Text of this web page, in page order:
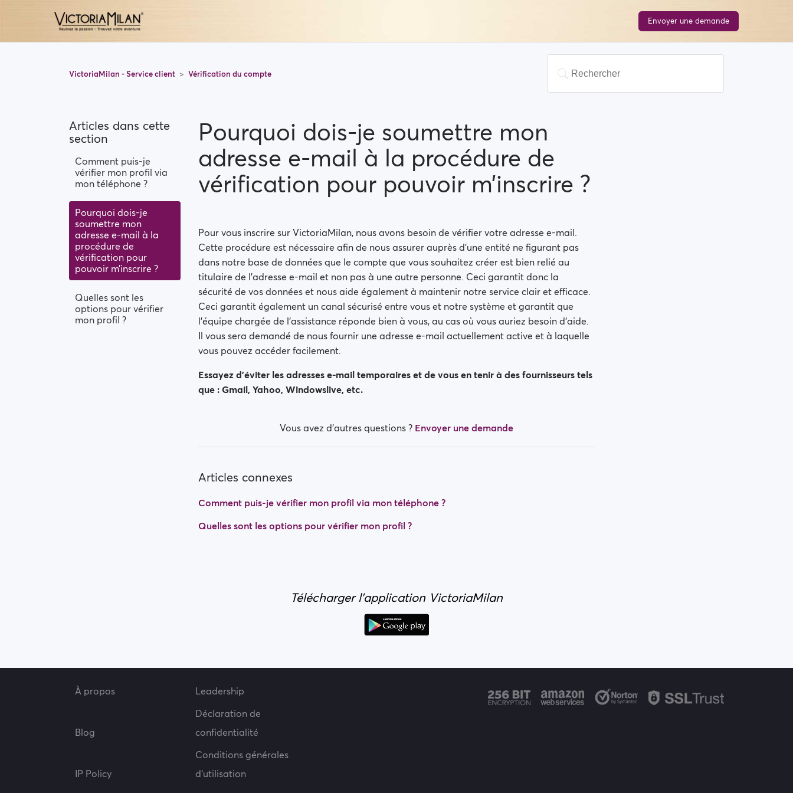
Envoyer une demande
VictoriaMilan - Service client Vérification du compte
Articles dans cette
section
Comment puis-je
vérifier mon profil via
mon téléphone ?
Pourquoi dois-je
soumettre mon
adresse e-mail à la
procédure de
vérification pour
pouvoir m’inscrire ?
Quelles sont les
options pour vérifier
mon profil ?
Pourquoi dois-je soumettre mon
adresse e-mail à la procédure de
vérification pour pouvoir m’inscrire ?
Pour vous inscrire sur VictoriaMilan, nous avons besoin de vérifier votre adresse e-mail.
Cette procédure est nécessaire afin de nous assurer auprès d’une entité ne figurant pas
dans notre base de données que le compte que vous souhaitez créer est bien relié au
titulaire de l’adresse e-mail et non pas à une autre personne. Ceci garantit donc la
sécurité de vos données et nous aide également à maintenir notre service clair et efficace.
Ceci garantit également un canal sécurisé entre vous et notre système et garantit que
l’équipe chargée de l’assistance réponde bien à vous, au cas où vous auriez besoin d’aide.
Il vous sera demandé de nous fournir une adresse e-mail actuellement active et à laquelle
vous pouvez accéder facilement.
Essayez d’éviter les adresses e-mail temporaires et de vous en tenir à des fournisseurs tels
que : Gmail, Yahoo, Windowslive, etc.
Vous avez d’autres questions ? Envoyer une demande
Articles connexes
Comment puis-je vérifier mon profil via mon téléphone ?
Quelles sont les options pour vérifier mon profil ?
Télécharger l'application VictoriaMilan
À propos Leadership
Blog
Déclaration de
confidentialité
IP Policy
Conditions générales
d’utilisation